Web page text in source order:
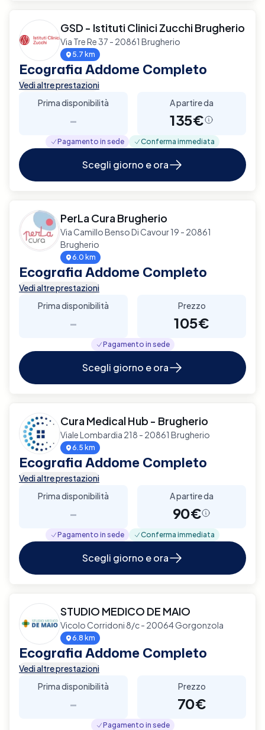
GSD - Istituti Clinici Zucchi Brugherio
Via Tre Re 37 - 20861 Brugherio
5.7 km
Ecografia Addome Completo
Vedi altre prestazioni
Prima disponibilità
-
A partire da
135€
Pagamento in sede Conferma immediata
Scegli giorno e ora
PerLa Cura Brugherio
Via Camillo Benso Di Cavour 19 - 20861
Brugherio
6.0 km
Ecografia Addome Completo
Vedi altre prestazioni
Prima disponibilità
-
Prezzo
105€
Pagamento in sede
Scegli giorno e ora
Cura Medical Hub - Brugherio
Viale Lombardia 218 - 20861 Brugherio
6.5 km
Ecografia Addome Completo
Vedi altre prestazioni
Prima disponibilità
-
A partire da
90€
Pagamento in sede Conferma immediata
Scegli giorno e ora
STUDIO MEDICO DE MAIO
Vicolo Corridoni 8/c - 20064 Gorgonzola
6.8 km
Ecografia Addome Completo
Vedi altre prestazioni
Prima disponibilità
-
Prezzo
70€
Pagamento in sede